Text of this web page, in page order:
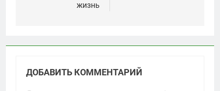
жизнь
ДОБАВИТЬ КОММЕНТАРИЙ